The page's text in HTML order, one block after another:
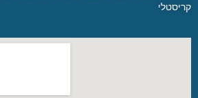
קריסטלי